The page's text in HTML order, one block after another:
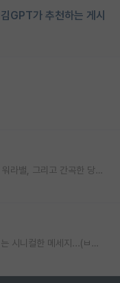
GPT가 추천하는 게시
동서 랩노비를 모두 겪어온 사람이 보는 한국의 워라밸, 그리고 간곡한 당부의 말씀
연구-교육에 열정을 잃은 공대 교수님들께 드리는 시니컬한 메세지...(ㅂㄷㅂㄷ)